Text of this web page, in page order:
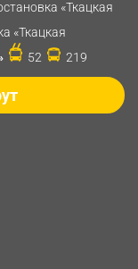
«Ткацкая
«Ткацкая
52 219